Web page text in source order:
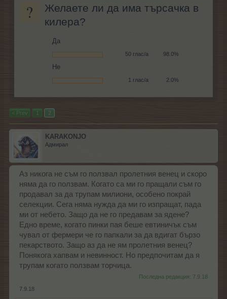
?
Желаете ли да има търсачка в
килера?
Да
50 глас/а 98.0%
Не
1 глас/а 2.0%
< Prev 1 2
KARAKONJO
Адмирал
Аз никога не съм го ползвал пролетния венец и скоро
няма да го ползвам. Когато са ми го пращали съм го
продавал за да трупам милиони, особено покрай
селекции. Сега няма нужда да ми го изпращат, пада
ми от небето. Защо да не го предавам за ядене?
Едно време, когато пинки пая беше евтиничък съм
чувал от фермери че го папкали за да вдигат бързо
пекарството. Защо аз да не ям пролетния венец?
Понякога хапвам и невинност. Но предпочитам да я
трупам когато ползвам торчица.
Последна редакция: 7.9.18
7.9.18